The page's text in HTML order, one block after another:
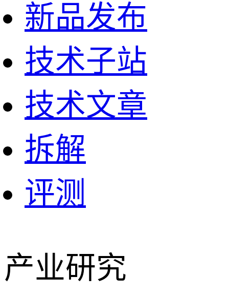
新品发布
技术子站
技术文章
拆解
评测
产业研究